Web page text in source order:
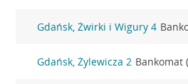
Gdańsk, Żwirki i Wigury 4
Gdańsk, Żylewicza 2 Bankomat